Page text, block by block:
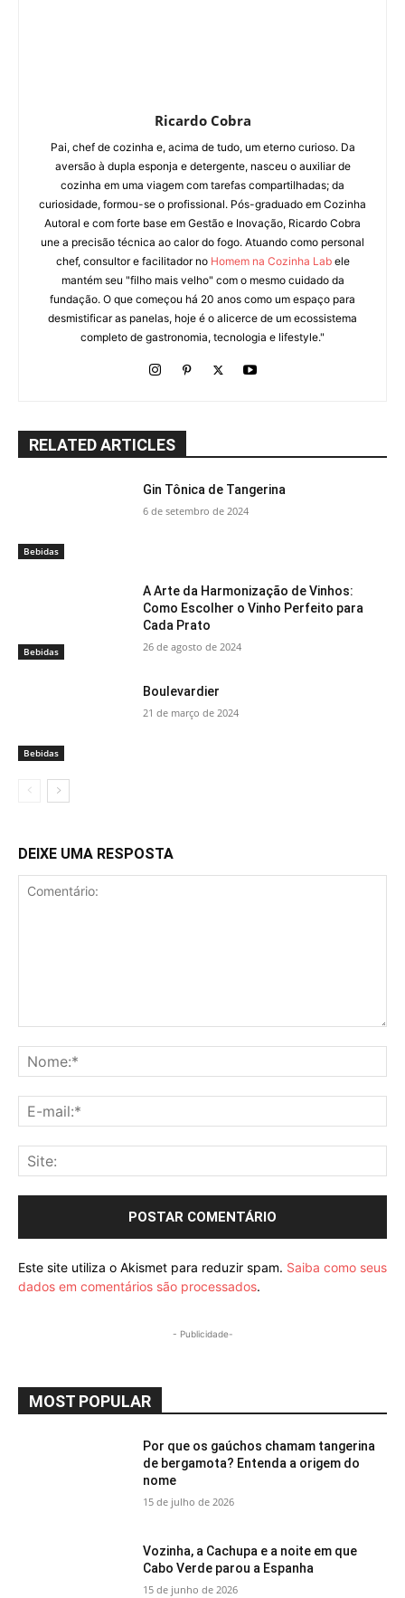
Ricardo Cobra
Pai, chef de cozinha e, acima de tudo, um eterno curioso. Da
aversão à dupla esponja e detergente, nasceu o auxiliar de
cozinha em uma viagem com tarefas compartilhadas; da
curiosidade, formou-se o profissional. Pós-graduado em Cozinha
Autoral e com forte base em Gestão e Inovação, Ricardo Cobra
une a precisão técnica ao calor do fogo. Atuando como personal
chef, consultor e facilitador no Homem na Cozinha Labele
mantém seu "filho mais velho" com o mesmo cuidado da
fundação. O que começou há 20 anos como um espaço para
desmistificar as panelas, hoje é o alicerce de um ecossistema
completo de gastronomia, tecnologia e lifestyle."
RELATED ARTICLES
Bebidas
Gin Tônica de Tangerina
6 de setembro de 2024
Bebidas
A Arte da Harmonização de Vinhos:
Como Escolher o Vinho Perfeito para
Cada Prato
26 de agosto de 2024
Bebidas
Boulevardier
21 de março de 2024
DEIXE UMA RESPOSTA
Este site utiliza o Akismet para reduzir spam. Saiba como seus
dados em comentários são processados.
- Publicidade-
MOST POPULAR
Por que os gaúchos chamam tangerina
de bergamota? Entenda a origem do
nome
15 de julho de 2026
Vozinha, a Cachupa e a noite em que
Cabo Verde parou a Espanha
15 de junho de 2026